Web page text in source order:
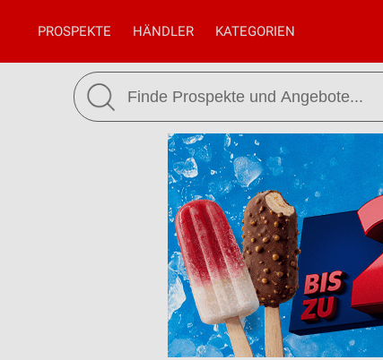
PROSPEKTE HÄNDLER KATEGORIEN